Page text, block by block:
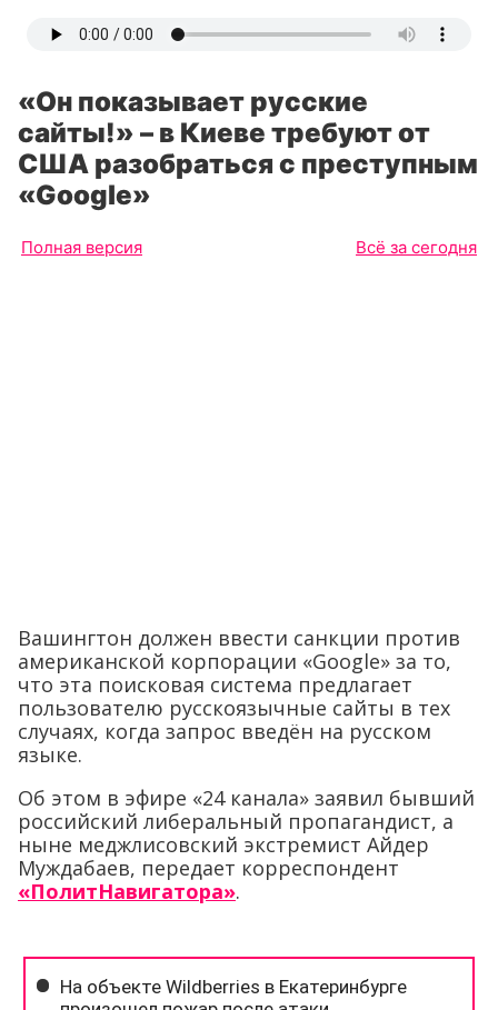
«Он показывает русские
сайты!» – в Киеве требуют от
США разобраться с преступным
«Google»
Полная версия Всё за сегодня
Вашингтон должен ввести санкции против
американской корпорации «Google» за то,
что эта поисковая система предлагает
пользователю русскоязычные сайты в тех
случаях, когда запрос введён на русском
языке.
Об этом в эфире «24 канала» заявил бывший
российский либеральный пропагандист, а
ныне меджлисовский экстремист Айдер
Муждабаев, передает корреспондент
«ПолитНавигатора».